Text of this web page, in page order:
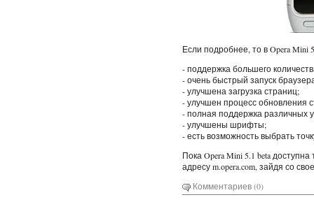
Если подробнее, то в Opera
- поддержка большего
- очень быстрый запуск
- улучшена загрузка страниц;
- улучшен процесс обновления
- полная поддержка различных
- улучшены шрифты;
- есть возможность выбрать
Пока Opera Mini 5.1 beta
адресу m.opera.com, зайдя со
Комментариев (0)